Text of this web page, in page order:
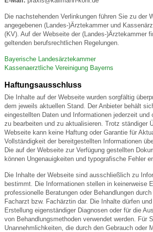
Die nachstehenden Verlinkungen führen Sie zu der
angegebenen (Landes-)Ärztekammer und
(KV). Auf der Webseite der (Landes-)Ärztekammer
geltenden berufsrechtlichen Regelungen.
Bayerische Landesärztekammer
Kassenaerztliche Vereinigung Bayerns
Haftungsausschluss
Die Inhalte auf der Webseite wurden sorgfältig
dem jeweils aktuellen Stand. Der Anbieter behält
eingestellten Daten und Informationen jederzeit und
zu bearbeiten und zu aktualisieren. Trotz ständiger
Webseite kann keine Haftung oder Garantie für
Vollständigkeit der bereitgestellten Informationen
Die auf der Webseite zur Verfügung gestellten
können Ungenauigkeiten und typografische Fehler
Die Inhalte der Webseite sind ausschließlich zu
bestimmt. Die Informationen stellen in keinerweise
professionelle Beratungen oder Behandlungen
Facharzt bzw. Fachärztin dar. Die Inhalte dürfen
Erstellung eigenständiger Diagnosen oder für die
von Behandlungsmethoden verwendet werden. Für
Unannehmlichkeiten, die durch den Gebrauch oder